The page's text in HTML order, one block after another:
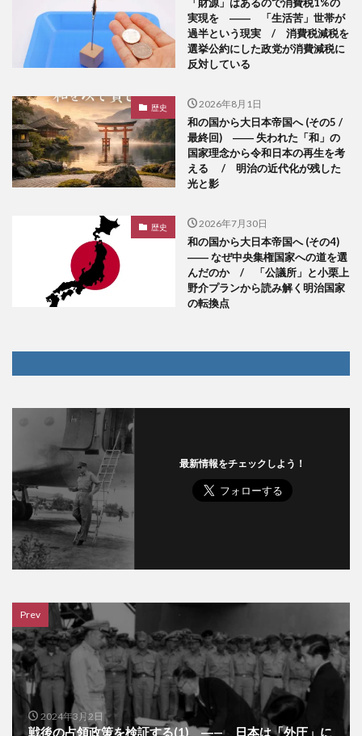
実現を ―― 「生活苦」世帯が
過半という現実 / 消費税減税を
選挙公約にした政党が消費減税に
反対している
歴史 2026年8月1日
和の国から大日本帝国へ (その5 /
最終回) ―― 失われた「和」の
国家理念から令和日本の再生を考
える / 明治の近代化が残した
光と影
歴史 2026年7月30日
和の国から大日本帝国へ (その4)
―― なぜ中央集権国家への道を選
んだのか / 「公議所」と小栗上
野介プランから読み解く明治国家
の転換点
最新情報をチェックしよう！
Prev
2024年3月2日
戦後の占領政策を検証する(1) ―— 日本は「外圧」に